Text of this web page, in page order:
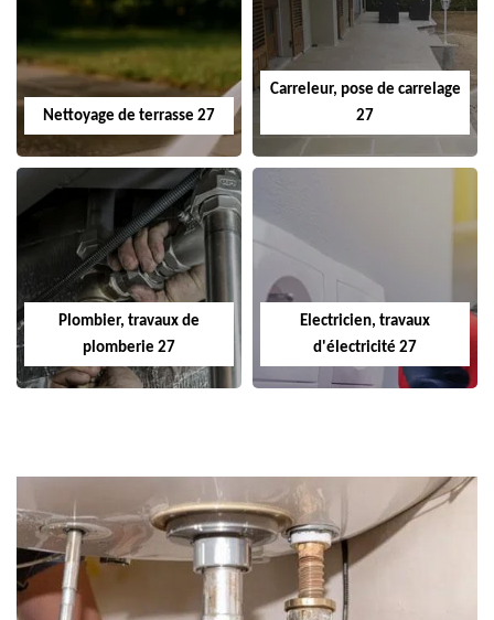
Nettoyage de terrasse 27
Carreleur, pose de carrelage
27
Plombier, travaux de
plomberie 27
Electricien, travaux
d'électricité 27